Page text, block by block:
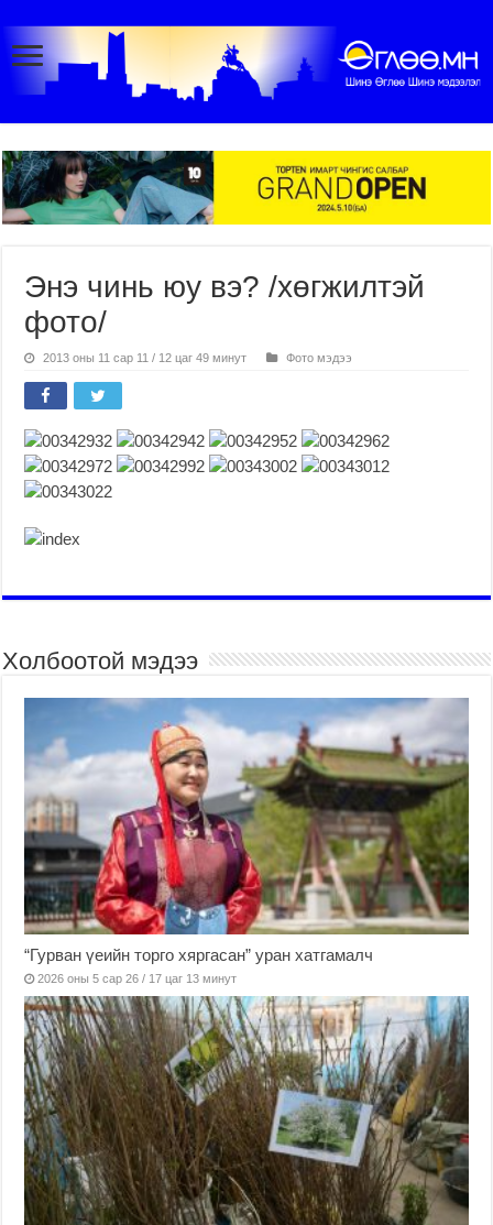
Энэ чинь юу вэ? /хөгжилтэй
фото/
2013 оны 11 сар 11 / 12 цаг 49 минут Фото мэдээ
Холбоотой мэдээ
“Гурван үеийн торго хяргасан” уран хатгамалч
2026 оны 5 сар 26 / 17 цаг 13 минут